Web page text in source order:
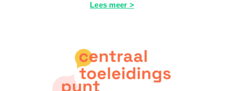
Lees meer >